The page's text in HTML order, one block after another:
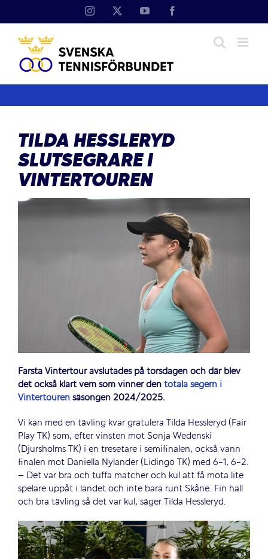
Instagram YouTube
TILDA HESSLERYD
SLUTSEGRARE I
VINTERTOUREN
Farsta Vintertour avslutades på torsdagen och där blev
det också klart vem som vinner dentotala segern i
Vintertourensäsongen 2024/2025.
Vi kan med en tävling kvar gratulera Tilda Hessleryd (Fair
Play TK) som, efter vinsten mot Sonja Wedenski
(Djursholms TK) i en tresetare i semifinalen, också vann
finalen mot Daniella Nylander (Lidingö TK) med 6-1, 6-2.
– Det var bra och tuffa matcher och kul att få möta lite
spelare uppåt i landet och inte bara runt Skåne. Fin hall
och bra tävling så det var kul, säger Tilda Hessleryd.